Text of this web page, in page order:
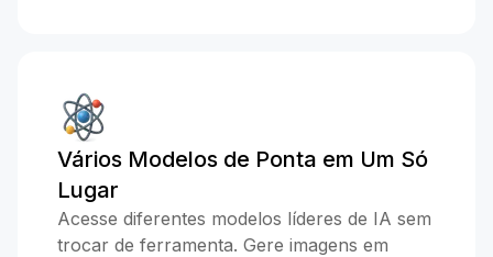
Vários Modelos de Ponta em Um Só
Lugar
Acesse diferentes modelos líderes de IA sem
trocar de ferramenta. Gere imagens em